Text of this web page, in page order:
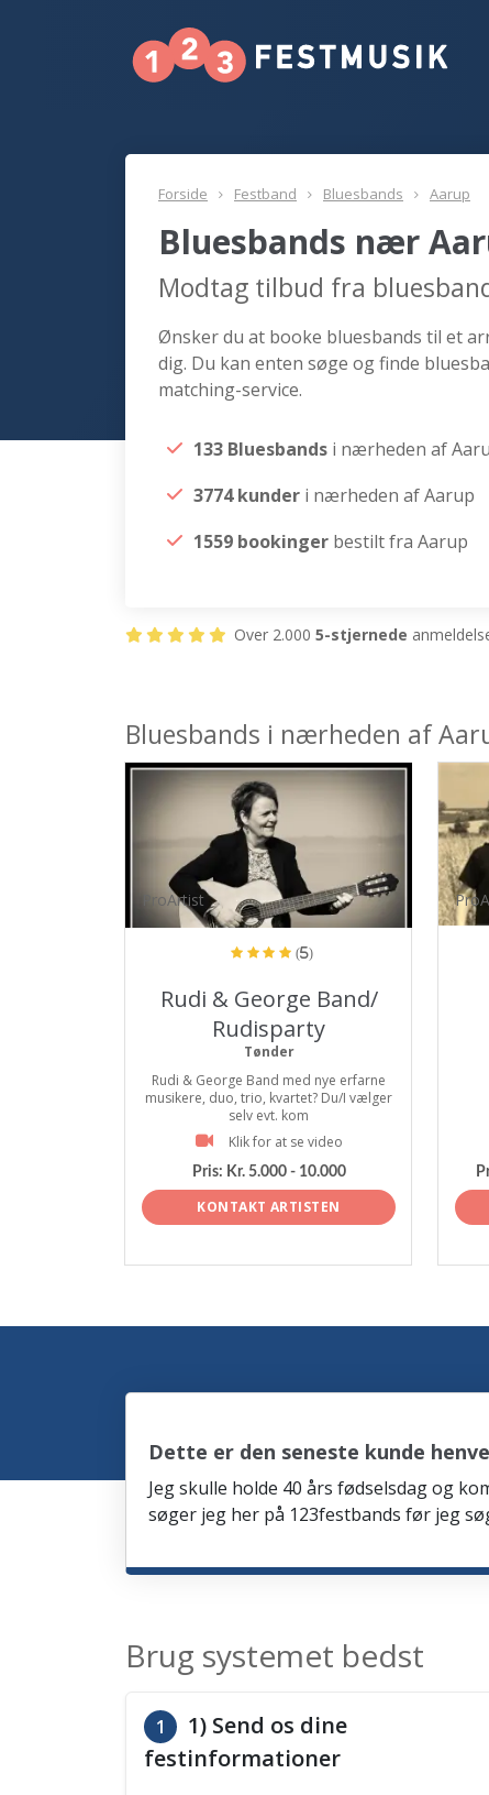
Forside Festband Bluesbands Aarup
Bluesbands nær
Modtag tilbud fra
Ønsker du at booke bluesbands til et
dig. Du kan enten søge og finde
matching-service.
133 Bluesbands i nærheden af
3774 kunder i nærheden af Aarup
1559 bookinger bestilt fra Aarup
Over 2.000 5-stjernede
Bluesbands i nærheden af
ProArtist
(5)
Rudi & George Band/
Rudisparty
Tønder
Rudi & George Band med nye erfarne
musikere, duo, trio, kvartet? Du/I vælger
selv evt. kom
Klik for at se video
Pris: Kr. 5.000 - 10.000
KONTAKT ARTISTEN
Dette er den seneste kunde
Jeg skulle holde 40 års fødselsdag og
søger jeg her på 123festbands før jeg
Brug systemet bedst
1
1) Send os dine
festinformationer